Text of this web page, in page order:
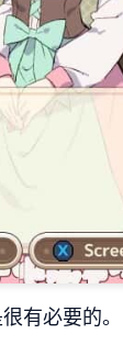
有必要的。